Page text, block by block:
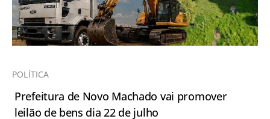
POLÍTICA
Prefeitura de Novo Machado vai promover
leilão de bens dia 22 de julho